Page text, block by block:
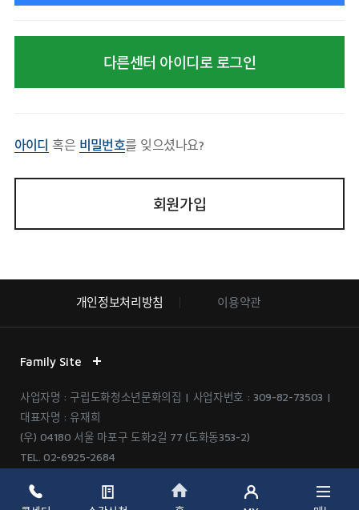
다른센터 아이디로 로그인
아이디 혹은 비밀번호를 잊으셨나요?
회원가입
개인정보처리방침 이용약관
Family Site
사업자명 : 구립도화청소년문화의집 | 사업자번호 : 309-82-73503 |
대표자명 : 유재희
(우) 04180 서울 마포구 도화2길 77 (도화동353-2)
TEL.02-6925-2684
©Seoul Metropolitan Government. All Right Reserved.